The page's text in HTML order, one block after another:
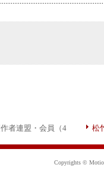
者連盟・会員（4
松
Copyrights ©